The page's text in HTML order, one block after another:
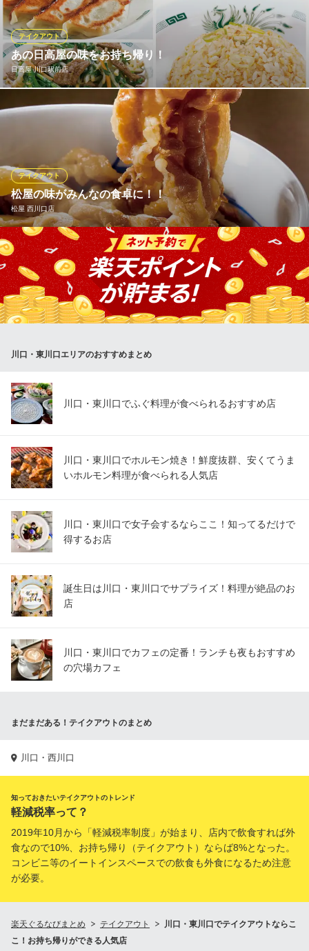
餃子の王将 アリオ川口レストラン店
中華レストラン
ＪＲ京浜東北線川口駅東口 徒歩8分
埼玉県川口市並木元町1-79 アリオ川口3F
あの日高屋の味をお持ち帰り！
日高屋 川口駅前店
テイクアウト
日高屋の人気メニューは、全店お持ち帰りいただけます。しか
も、店内でお召し上がりいただくよりお得なメニューも！ 焼餃子
(6コ入)230円、冷凍生餃子(30コ入)600円、チャーハン460円（大
盛は570円）、ニラレバ炒め500円、唐揚げ(7コ入)530円。他に
も、お持ち帰り可能なメニューを豊富にご用意！職場やご家庭で
も是非！
日高屋 川口駅前店
熱烈中華食堂
ＪＲ京浜東北線川口駅東口 徒歩3分
埼玉県川口市栄町3-9-19
松屋の味がみんなの食卓に！！
松屋 西川口店
テイクアウト
健康で豊かな食生活を応援する松屋では、一部のメニューをのぞ
き「できたて」をその場でお持ち帰りいただけます。 朝食・ラン
チタイム・夕飯や夜食など、いろいろなシーンに合わせてぜひご
利用ください！
ＪＲ京浜東北線西川口駅東口 徒歩2分
川口・東川口エリアのおすすめまとめ
川口・東川口でふぐ料理が食べられるおすすめ店
川口・東川口でホルモン焼き！鮮度抜群、安くてうま
いホルモン料理が食べられる人気店
川口・東川口で女子会するならここ！知ってるだけで
得するお店
誕生日は川口・東川口でサプライズ！料理が絶品のお
店
川口・東川口でカフェの定番！ランチも夜もおすすめ
の穴場カフェ
まだまだある！テイクアウトのまとめ
川口・西川口
知っておきたいテイクアウトのトレンド
軽減税率って？
2019年10月から「軽減税率制度」が始まり、店内で飲食すれば外
食なので10%、お持ち帰り（テイクアウト）ならば8%となった。
コンビニ等のイートインスペースでの飲食も外食になるため注意
が必要。
楽天ぐるなびまとめ テイクアウト
川口・東川口でテイクアウトならこ
こ！お持ち帰りができる人気店